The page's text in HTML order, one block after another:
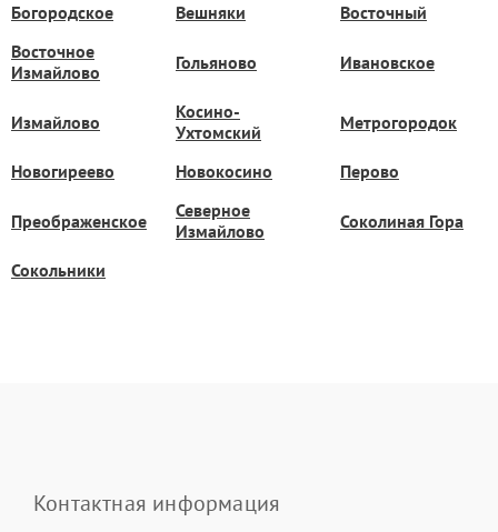
Богородское Вешняки
Восточный
Восточное
Измайлово
Гольяново Ивановское
Измайлово
Косино-
Ухтомский
Метрогородок
Новогиреево Новокосино Перово
Преображенское
Северное
Измайлово
Соколиная Гора
Сокольники
Контактная информация